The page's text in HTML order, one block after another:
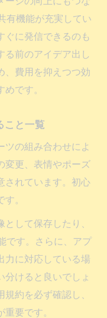
有機能が充実してい
ぐに発信できるのも
る前のアイデア出し
、費用を抑えつつ効
です。
こと一覧
ツの組み合わせによ
変更、表情やポーズ
されています。初心
。
して保存したり、
です。さらに、アプ
力に対応している場
分けると良いでしょ
約を必ず確認し、
要です。